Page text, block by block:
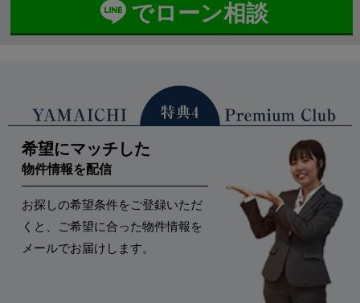
でローン相談
希望にマッチした
物件情報を配信
お探しの希望条件をご登録いただ
くと、ご希望に合った物件情報を
メールでお届けします。